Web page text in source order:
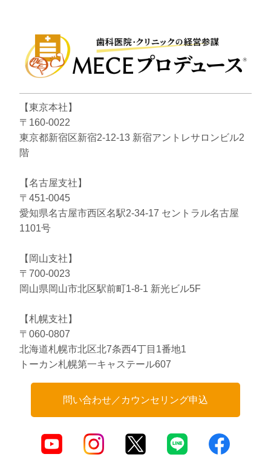
【東京本社】
〒160-0022
東京都新宿区新宿2-12-13 新宿アントレサロンビル2
階
【名古屋支社】
〒451-0045
愛知県名古屋市西区名駅2-34-17 セントラル名古屋
1101号
【岡山支社】
〒700-0023
岡山県岡山市北区駅前町1-8-1 新光ビル5F
【札幌支社】
〒060-0807
北海道札幌市北区北7条西4丁目1番地1
トーカン札幌第一キャステール607
問い合わせ／カウンセリング申込